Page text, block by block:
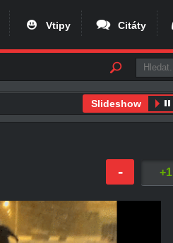
Vtipy Citáty
Slideshow
- +1